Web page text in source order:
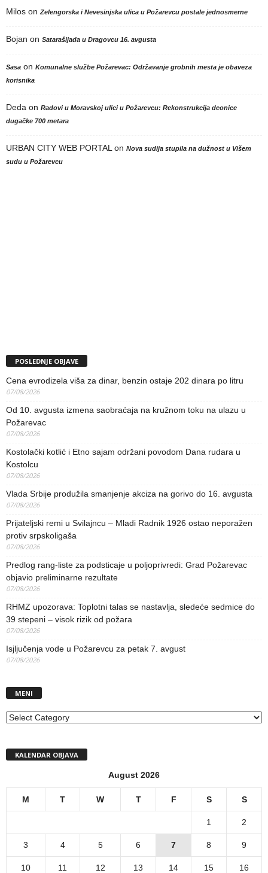
Milos onZelengorska i Nevesinjska ulica u Požarevcu postale jednosmerne
Bojan on Satarašijada u Dragovcu 16. avgusta
Sasa on Komunalne službe Požarevac: Održavanje grobnih mesta je obaveza
korisnika
Deda on Radovi u Moravskoj ulici u Požarevcu: Rekonstrukcija deonice
dugačke 700 metara
URBAN CITY WEB PORTALon Nova sudija stupila na dužnost u Višem
sudu u Požarevcu
POSLEDNJE OBJAVE
Cena evrodizela viša za dinar, benzin ostaje 202 dinara po litru
07/08/2026
Od 10. avgusta izmena saobraćaja na kružnom toku na ulazu u
Požarevac
07/08/2026
Kostolački kotlić i Etno sajam održani povodom Dana rudara u
Kostolcu
07/08/2026
Vlada Srbije produžila smanjenje akciza na gorivo do 16. avgusta
07/08/2026
Prijateljski remi u Svilajncu – Mladi Radnik 1926 ostao neporažen
protiv srpskoligaša
07/08/2026
Predlog rang-liste za podsticaje u poljoprivredi: Grad Požarevac
objavio preliminarne rezultate
07/08/2026
RHMZ upozorava: Toplotni talas se nastavlja, sledeće sedmice do
39 stepeni – visok rizik od požara
07/08/2026
Isjljučenja vode u Požarevcu za petak 7. avgust
07/08/2026
MENI
MENI
KALENDAR OBJAVA
August 2026
M T W T F S S
1 2
3 4 5 6 7 8 9
10 11 12 13 14 15 16